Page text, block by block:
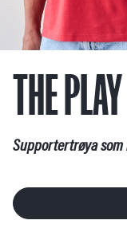
THE
Supportertrøya